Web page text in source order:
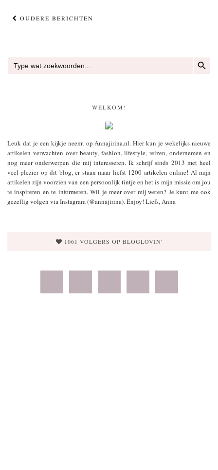
OUDERE BERICHTEN
naar:
WELKOM!
Leuk dat je een kijkje neemt op Annajirina.nl. Hier kun je wekelijks nieuwe
artikelen verwachten over beauty, fashion, lifestyle, reizen, ondernemen en
nog meer onderwerpen die mij interesseren. Ik schrijf sinds 2013 met heel
veel plezier op dit blog, er staan maar liefst 1200 artikelen online! Al mijn
artikelen zijn voorzien van een persoonlijk tintje en het is mijn missie om jou
te inspireren en te informeren. Wil je meer over mij weten? Je kunt me ook
gezellig volgen via Instagram (@annajirina). Enjoy! Liefs, Anna
1061 VOLGERS OP BLOGLOVIN'